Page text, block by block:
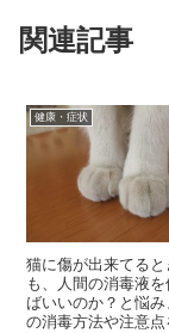
関連記事
健康・症状
猫に傷が出来てる
も、人間の消毒液
ばいいのか？と悩
の消毒方法や注意点